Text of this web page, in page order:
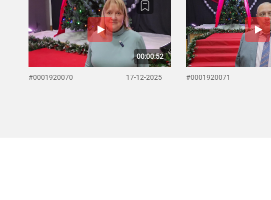
00:00:52
#0001920070 17-12-2025 #0001920071